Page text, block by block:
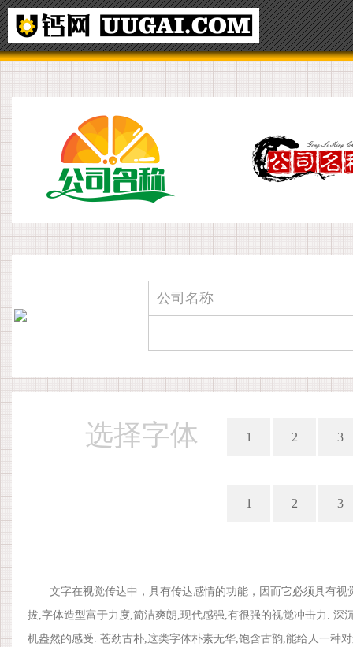
选择字体 1 2 3
1 2 3
文字在视觉传达中，具有传达感情的功能，因而它必须具有
拔,字体造型富于力度,简洁爽朗,现代感强,有很强的视觉冲击力.
机盎然的感受. 苍劲古朴,这类字体朴素无华,饱含古韵,能给人一种